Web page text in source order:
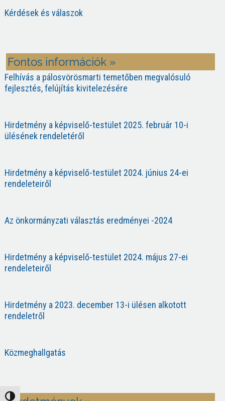
Nagy kontraszt váltása
Kérdések és válaszok
Fontos információk »
Felhívás a pálosvörösmarti temetőben megvalósuló
fejlesztés, felújítás kivitelezésére
Hirdetmény a képviselő-testület 2025. február 10-i
ülésének rendeletéről
Hirdetmény a képviselő-testület 2024. június 24-ei
rendeleteiről
Az önkormányzati választás eredményei -2024
Hirdetmény a képviselő-testület 2024. május 27-ei
rendeleteiről
Hirdetmény a 2023. december 13-i ülésen alkotott
rendeletről
Közmeghallgatás